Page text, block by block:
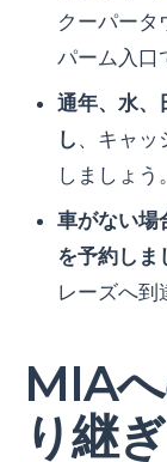
クーパータ
パーム入口
通年、水、
し 、キャッ
しましょう。
車がない場
を予約しま
レーズへ到
MIA
り継ぎ